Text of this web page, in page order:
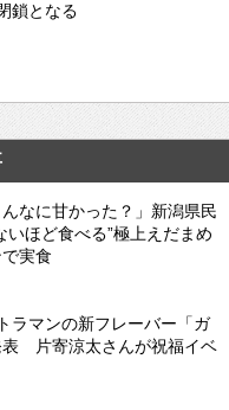
鎖となる
んなに甘かった？」新潟県民
いほど食べる”極上えだまめ
実食
ラマンの新フレーバー「ガ
表 片寄涼太さんが祝福イベ